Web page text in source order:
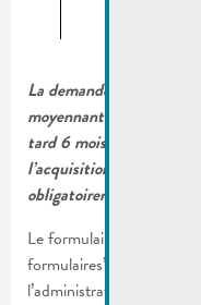
La demande doit être
moyennant le formulaire
tard 6 mois après la
l’acquisition du cycle.
obligatoirement à la
Le formulaire est
formulaires” ou pourra
l’administration